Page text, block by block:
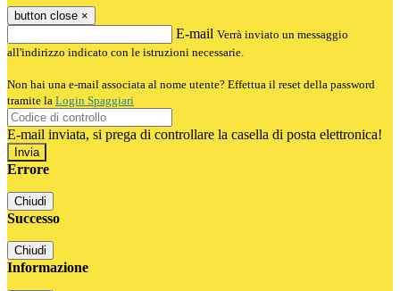
button close ×
E-mail Verrà inviato un messaggio
all'indirizzo indicato con le istruzioni necessarie.
Non hai una e-mail associata al nome utente? Effettua il reset della password
tramite la Login Spaggiari
E-mail inviata, si prega di controllare la casella di posta elettronica!
Errore
Chiudi
Successo
Chiudi
Informazione